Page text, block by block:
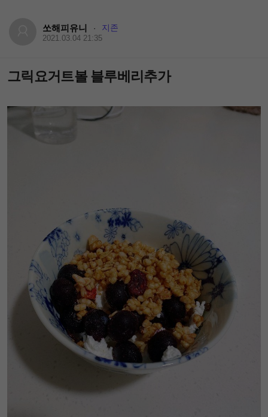
쏘해피유니 · 지존
2021.03.04 21:35
그릭요거트볼 블루베리추가